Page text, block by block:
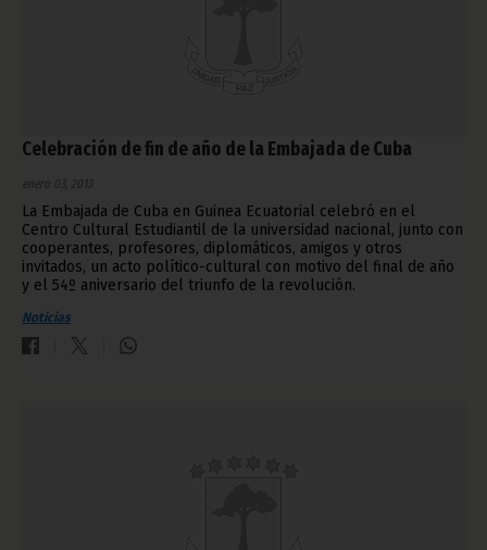
Celebración de fin de año de la Embajada de Cuba
enero 03, 2013
La Embajada de Cuba en Guinea Ecuatorial celebró en el
Centro Cultural Estudiantil de la universidad nacional, junto con
cooperantes, profesores, diplomáticos, amigos y otros
invitados, un acto político-cultural con motivo del final de año
y el 54º aniversario del triunfo de la revolución.
Noticias